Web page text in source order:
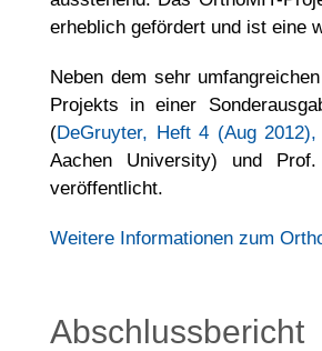
erheblich gefördert und ist eine
Neben dem sehr
Projekts in einer
(DeGruyter, Heft 4 (Aug
Aachen University) und
veröffentlicht.
Weitere Informationen zum
Abschlussbericht